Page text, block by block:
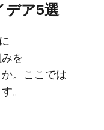
デア5選
を​
。​ここでは​
。